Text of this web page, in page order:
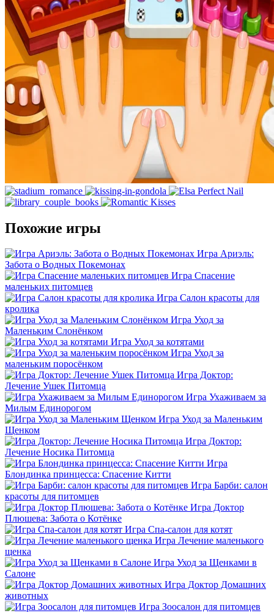
Похожие игры
Игра Ариэль:
Забота о Водных Покемонах
Игра Спасение
маленьких питомцев
Игра Салон красоты для
кролика
Игра Уход за
Маленьким Слонёнком
Игра Уход за котятами
Игра Уход за
маленьким поросёнком
Игра Доктор:
Лечение Ушек Питомца
Игра Ухаживаем за
Милым Единорогом
Игра Уход за Маленьким
Щенком
Игра Доктор:
Лечение Носика Питомца
Игра
Блондинка принцесса: Спасение Китти
Игра Барби: салон
красоты для питомцев
Игра Доктор
Плюшева: Забота о Котёнке
Игра Спа-салон для котят
Игра Лечение маленького
щенка
Игра Уход за Щенками в
Салоне
Игра Доктор Домашних
животных
Игра Зоосалон для питомцев